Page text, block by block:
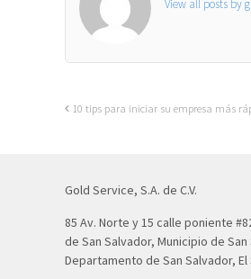
View all posts by
10 tips para iniciar su empresa más
Gold Service, S.A. de C.V.
85 Av. Norte y 15 calle poniente
de San Salvador, Municipio de
Departamento de San Salvador,